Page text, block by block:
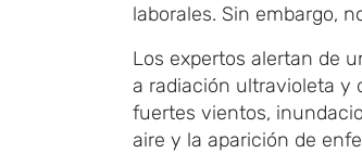
laborales. Sin embargo,
Los expertos alertan de
a radiación ultravioleta y
fuertes vientos,
aire y la aparición de